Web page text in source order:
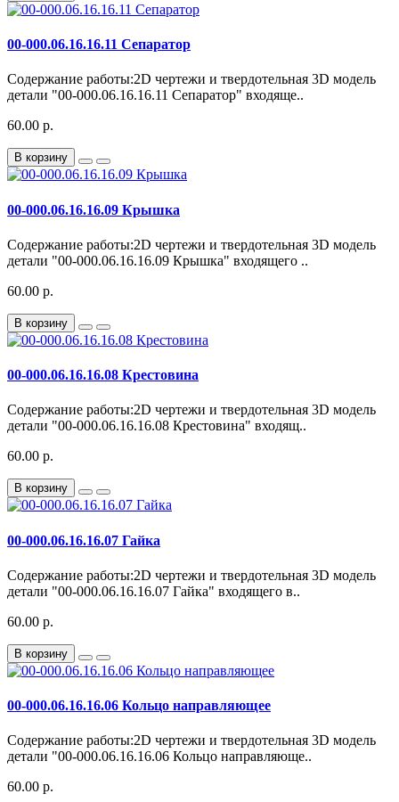
00-000.06.16.16.11 Сепаратор
Содержание работы:2D чертежи и твердотельная 3D модель
детали "00-000.06.16.16.11 Сепаратор" входяще..
60.00 р.
В корзину
00-000.06.16.16.09 Крышка
Содержание работы:2D чертежи и твердотельная 3D модель
детали "00-000.06.16.16.09 Крышка" входящего ..
60.00 р.
В корзину
00-000.06.16.16.08 Крестовина
Содержание работы:2D чертежи и твердотельная 3D модель
детали "00-000.06.16.16.08 Крестовина" входящ..
60.00 р.
В корзину
00-000.06.16.16.07 Гайка
Содержание работы:2D чертежи и твердотельная 3D модель
детали "00-000.06.16.16.07 Гайка" входящего в..
60.00 р.
В корзину
00-000.06.16.16.06 Кольцо направляющее
Содержание работы:2D чертежи и твердотельная 3D модель
детали "00-000.06.16.16.06 Кольцо направляюще..
60.00 р.